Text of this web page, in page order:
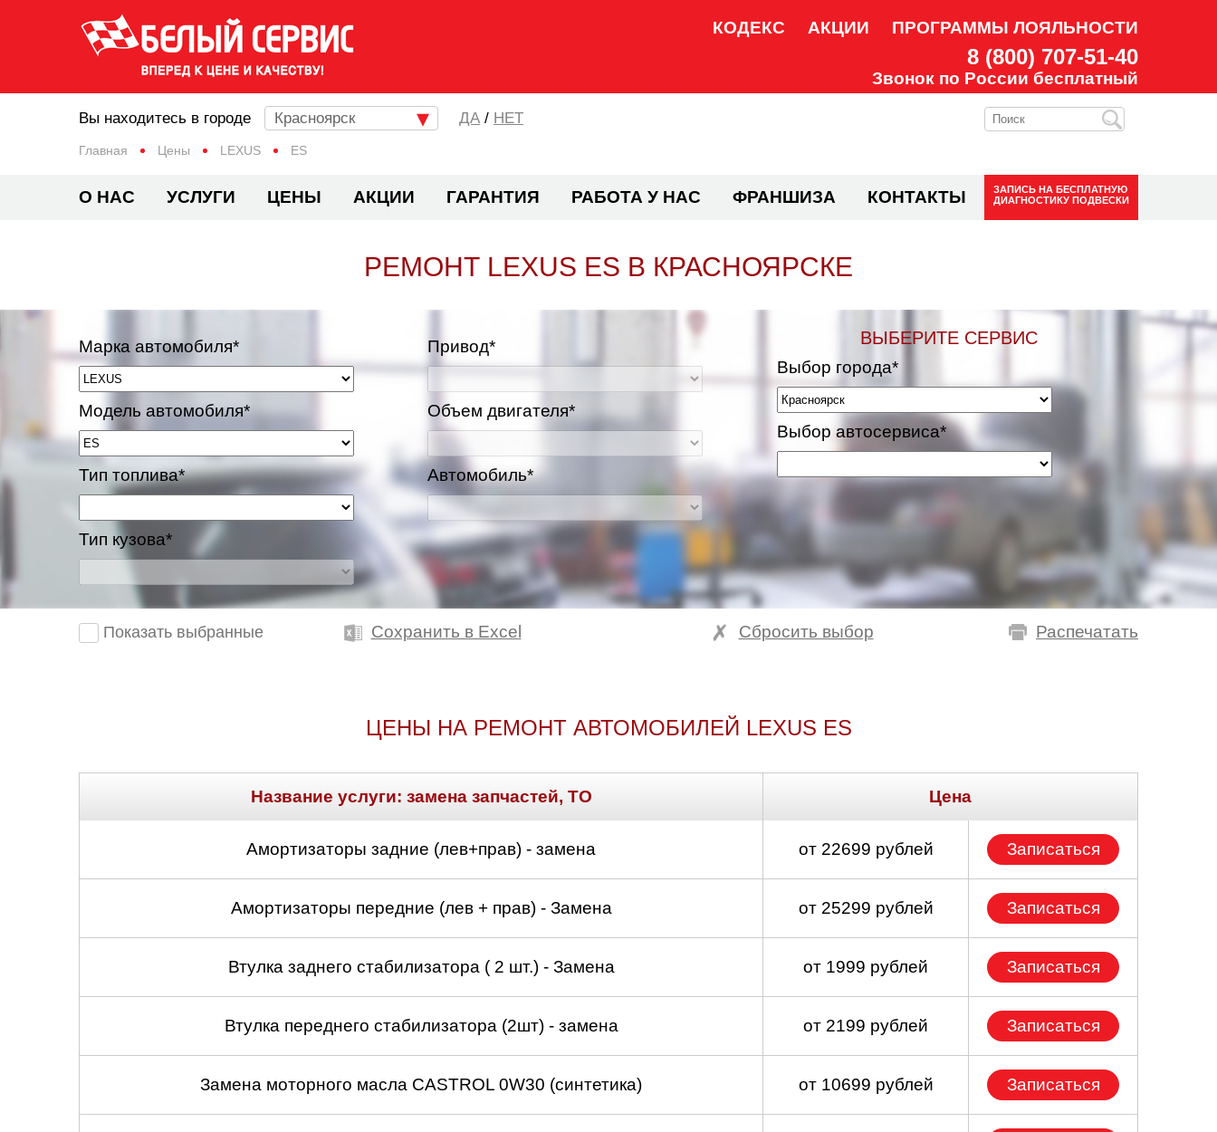
КОДЕКС АКЦИИ ПРОГРАММЫ ЛОЯЛЬНОСТИ
8 (800) 707-51-40
Звонок по России бесплатный
Главная Цены LEXUS ES
Вы находитесь в городе Красноярск / НЕТ
О НАС УСЛУГИ ЦЕНЫ АКЦИИ ГАРАНТИЯ РАБОТА У НАС ФРАНШИЗА КОНТАКТЫ ЗАПИСЬ НА БЕСПЛАТНУЮ
ДИАГНОСТИКУ ПОДВЕСКИ
РЕМОНТ LEXUS ES В КРАСНОЯРСКЕ
Марка автомобиля*
Модель автомобиля*
Тип топлива*
Тип кузова*
Привод*
Объем двигателя*
Автомобиль*
ВЫБЕРИТЕ СЕРВИС
Выбор города*
Выбор автосервиса*
Показать выбранные Сохранить в Excel Распечатать
Сбросить выбор
ЦЕНЫ НА РЕМОНТ АВТОМОБИЛЕЙ LEXUS ES
Название услуги: замена запчастей, ТО Цена
Амортизаторы задние (лев+прав) - замена от 22699 рублей Записаться
Амортизаторы передние (лев + прав) - Замена от 25299 рублей Записаться
Втулка заднего стабилизатора ( 2 шт.) - Замена от 1999 рублей Записаться
Втулка переднего стабилизатора (2шт) - замена от 2199 рублей Записаться
Замена моторного масла CASTROL 0W30 (синтетика) от 10699 рублей Записаться